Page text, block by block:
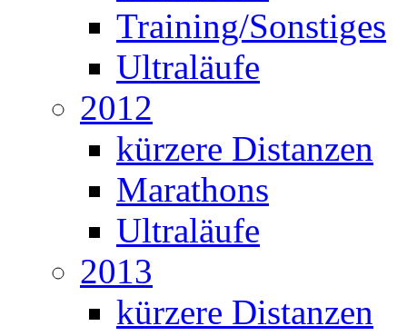
Training/Sonstiges
Ultraläufe
2012
kürzere Distanzen
Marathons
Ultraläufe
2013
kürzere Distanzen